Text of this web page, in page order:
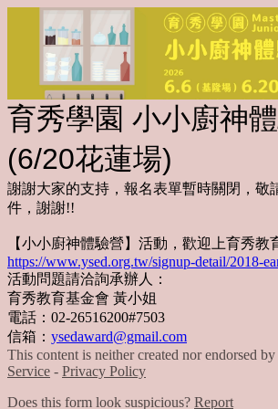
育秀學園 小小廚神
(6/20花蓮場)
謝謝大家的支持，報名表單暫時關閉，敬
件，謝謝!!
【小小廚神體驗營】活動，歡迎上育秀教
https://www.ysed.org.tw/signup-detail/2018-
活動問題請洽詢承辦人：
育秀教育基金會 黃小姐
電話：02-26516200#7503
信箱： ysedaward@gmail.com
This content is neither created nor endorsed
Service - Privacy Policy
Does this form look suspicious? Report